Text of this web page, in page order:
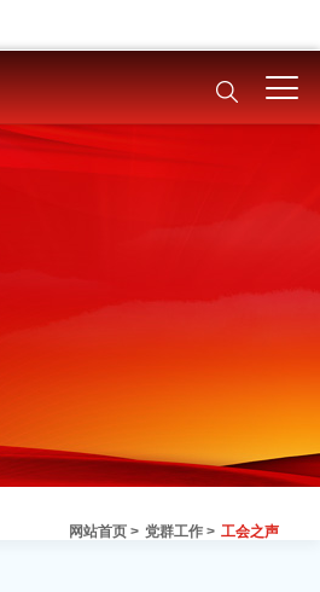
网站首页 > 党群工作 > 工会之声